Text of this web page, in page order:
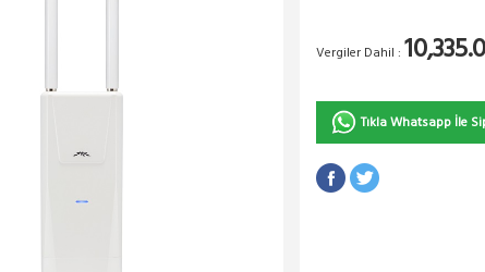
Vergiler Dahil :
Tıkla Whatsapp İle